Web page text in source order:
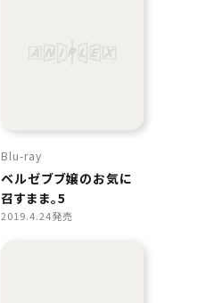
Blu-ray
ベルゼブブ嬢のお気に
召すまま。5
2019.4.24発売